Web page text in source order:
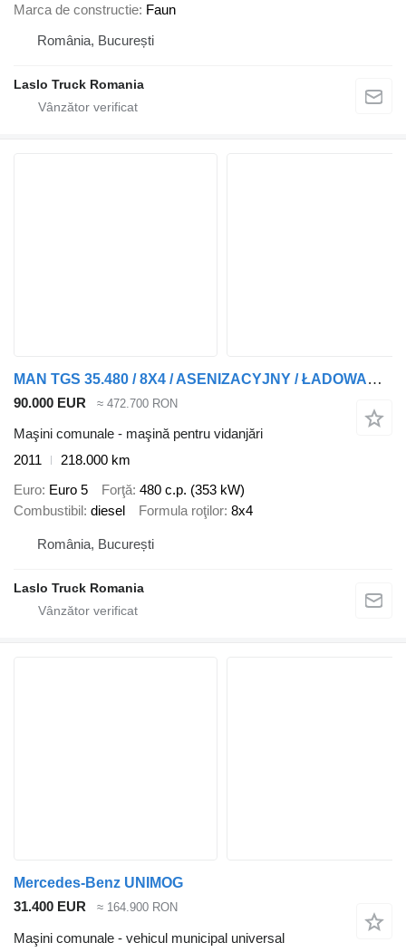
Marca de constructie Faun
România, București
Laslo Truck Romania
MAN TGS 35.480 / 8X4 / ASENIZACYJNY / ŁADOWARKA PRÓŻNIOWA / WUKO / M
90.000 EUR ≈ 472.700 RON
Maşini comunale - maşină pentru vidanjări
2011
218.000 km
Euro Euro 5 Forţă 480 c.p. (353 kW)
Combustibil diesel Formula roţilor 8x4
România, București
Laslo Truck Romania
Mercedes-Benz UNIMOG
31.400 EUR
≈ 164.900 RON
Maşini comunale - vehicul municipal universal